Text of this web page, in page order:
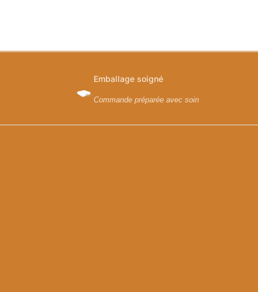
Emballage soigné
Commande préparée avec soin